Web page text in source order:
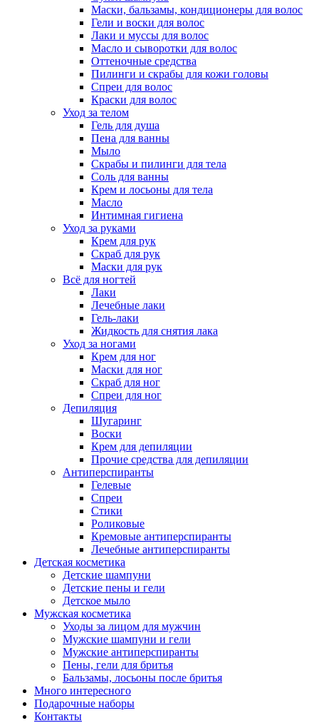
Маски, бальзамы, кондиционеры для волос
Гели и воски для волос
Лаки и муссы для волос
Масло и сыворотки для волос
Оттеночные средства
Пилинги и скрабы для кожи головы
Спреи для волос
Краски для волос
Уход за телом
Гель для душа
Пена для ванны
Мыло
Скрабы и пилинги для тела
Соль для ванны
Крем и лосьоны для тела
Масло
Интимная гигиена
Уход за руками
Крем для рук
Скраб для рук
Маски для рук
Всё для ногтей
Лаки
Лечебные лаки
Гель-лаки
Жидкость для снятия лака
Уход за ногами
Крем для ног
Маски для ног
Скраб для ног
Спреи для ног
Депиляция
Шугаринг
Воски
Крем для депиляции
Прочие средства для депиляции
Антиперспиранты
Гелевые
Спреи
Стики
Роликовые
Кремовые антиперспиранты
Лечебные антиперспиранты
Детская косметика
Детские шампуни
Детские пены и гели
Детское мыло
Мужская косметика
Уходы за лицом для мужчин
Мужские шампуни и гели
Мужские антиперспиранты
Пены, гели для бритья
Бальзамы, лосьоны после бритья
Много интересного
Подарочные наборы
Контакты